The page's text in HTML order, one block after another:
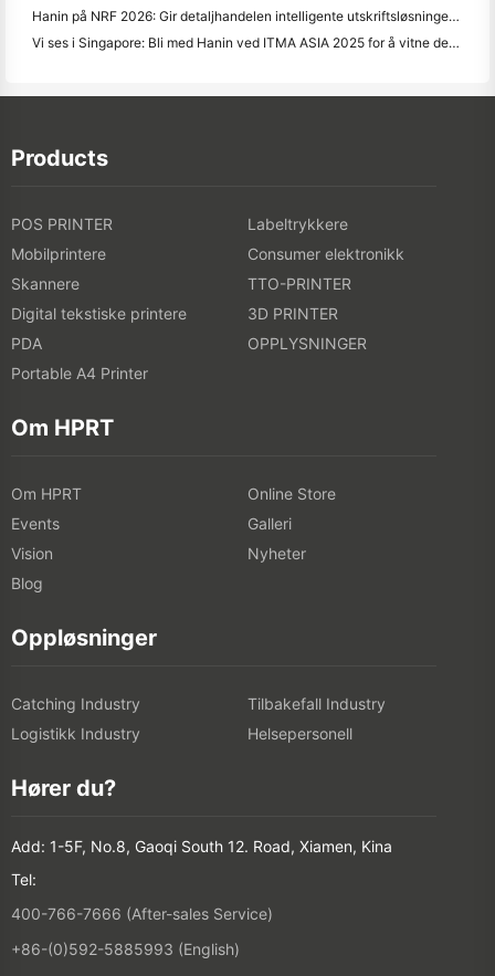
Hanin på NRF 2026: Gir detaljhandelen intelligente utskriftsløsninger for enhver situasjon
Vi ses i Singapore: Bli med Hanin ved ITMA ASIA 2025 for å vitne den siste digitale trykksteknologien
Products
POS PRINTER
Labeltrykkere
Mobilprintere
Consumer elektronikk
Skannere
TTO-PRINTER
Digital tekstiske printere
3D PRINTER
PDA
OPPLYSNINGER
Portable A4 Printer
Om HPRT
Om HPRT
Online Store
Events
Galleri
Vision
Nyheter
Blog
Oppløsninger
Catching Industry
Tilbakefall Industry
Logistikk Industry
Helsepersonell
Hører du?
Add: 1-5F, No.8, Gaoqi South 12. Road, Xiamen, Kina
Tel:
400-766-7666 (After-sales Service)
+86-(0)592-5885993 (English)